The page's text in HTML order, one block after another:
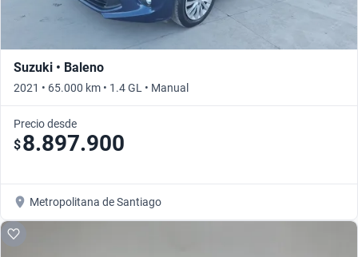
Suzuki • Baleno
2021 • 65.000 km • 1.4 GL • Manual
Precio desde
$8.897.900
Metropolitana de Santiago